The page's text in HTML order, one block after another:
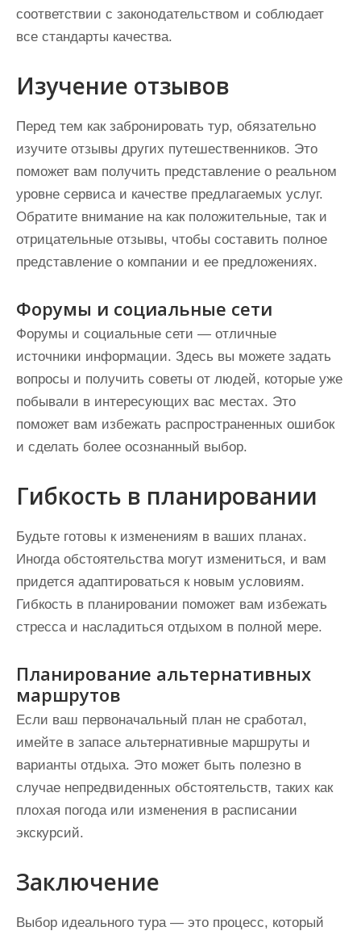
соответствии с законодательством и соблюдает
все стандарты качества.
Изучение отзывов
Перед тем как забронировать тур, обязательно
изучите отзывы других путешественников. Это
поможет вам получить представление о реальном
уровне сервиса и качестве предлагаемых услуг.
Обратите внимание на как положительные, так и
отрицательные отзывы, чтобы составить полное
представление о компании и ее предложениях.
Форумы и социальные сети
Форумы и социальные сети — отличные
источники информации. Здесь вы можете задать
вопросы и получить советы от людей, которые уже
побывали в интересующих вас местах. Это
поможет вам избежать распространенных ошибок
и сделать более осознанный выбор.
Гибкость в планировании
Будьте готовы к изменениям в ваших планах.
Иногда обстоятельства могут измениться, и вам
придется адаптироваться к новым условиям.
Гибкость в планировании поможет вам избежать
стресса и насладиться отдыхом в полной мере.
Планирование альтернативных
маршрутов
Если ваш первоначальный план не сработал,
имейте в запасе альтернативные маршруты и
варианты отдыха. Это может быть полезно в
случае непредвиденных обстоятельств, таких как
плохая погода или изменения в расписании
экскурсий.
Заключение
Выбор идеального тура — это процесс, который